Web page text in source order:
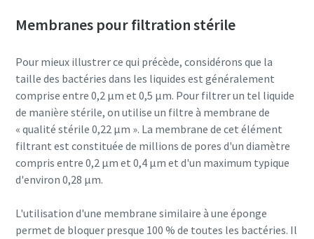
Membranes pour filtration stérile
Pour mieux illustrer ce qui précède, considérons que la
taille des bactéries dans les liquides est généralement
comprise entre 0,2 μm et 0,5 μm. Pour filtrer un tel liquide
de manière stérile, on utilise un filtre à membrane de
« qualité stérile 0,22 µm ». La membrane de cet élément
filtrant est constituée de millions de pores d'un diamètre
compris entre 0,2 µm et 0,4 µm et d'un maximum typique
d'environ 0,28 µm.
L'utilisation d'une membrane similaire à une éponge
permet de bloquer presque 100 % de toutes les bactéries. Il
Vérification Anti-Robot
FriendlyCaptcha ⇗